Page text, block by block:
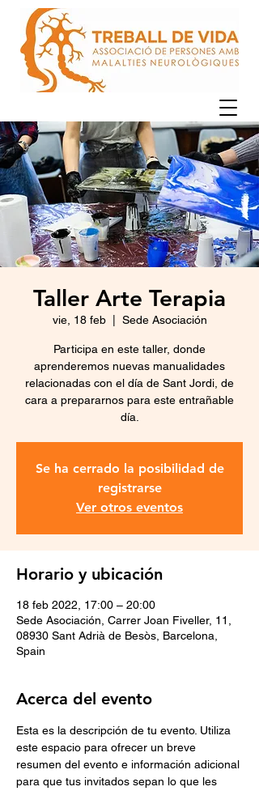
Taller Arte Terapia
vie, 18 feb
  |
Sede Asociación
Participa en este taller, donde
aprenderemos nuevas manualidades
relacionadas con el día de Sant Jordi, de
cara a prepararnos para este entrañable
día.
Se ha cerrado la posibilidad de
registrarse
Ver otros eventos
Horario y ubicación
18 feb 2022, 17:00 – 20:00
Sede Asociación, Carrer Joan Fiveller, 11,
08930 Sant Adrià de Besòs, Barcelona,
Spain
Acerca del evento
Esta es la descripción de tu evento. Utiliza
este espacio para ofrecer un breve
resumen del evento e información adicional
para que tus invitados sepan lo que les